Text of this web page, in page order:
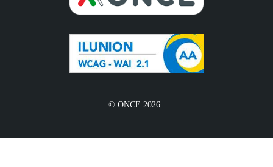
© ONCE 2026